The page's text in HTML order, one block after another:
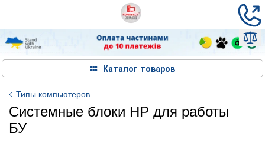
Каталог товаров
Типы компьютеров
Системные блоки HP для работы
БУ